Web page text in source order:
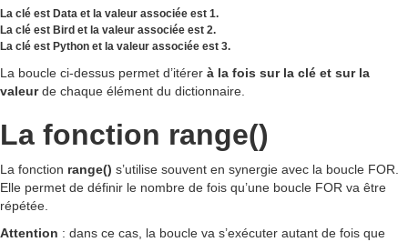
La clé est Data et la valeur associée est 1.
La clé est Bird et la valeur associée est 2.
La clé est Python et la valeur associée est 3.
La boucle ci-dessus permet d’itérer à la fois sur la clé et sur la
valeurde chaque élément du dictionnaire.
La fonction range()
La fonction range() s’utilise souvent en synergie avec la boucle FOR.
Elle permet de définir le nombre de fois qu’une boucle FOR va être
répétée.
Attention : dans ce cas, la boucle va s’exécuter autant de fois que